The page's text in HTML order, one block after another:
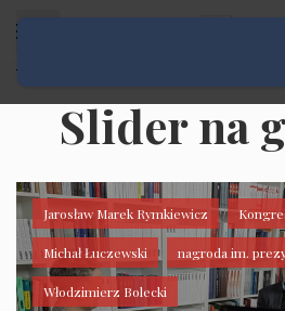
Slider na
Jarosław Marek Rymkiewicz
Michał Łuczewski nagroda im.
Włodzimierz Bolecki